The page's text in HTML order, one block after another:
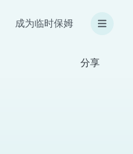
成为临时保姆
分享